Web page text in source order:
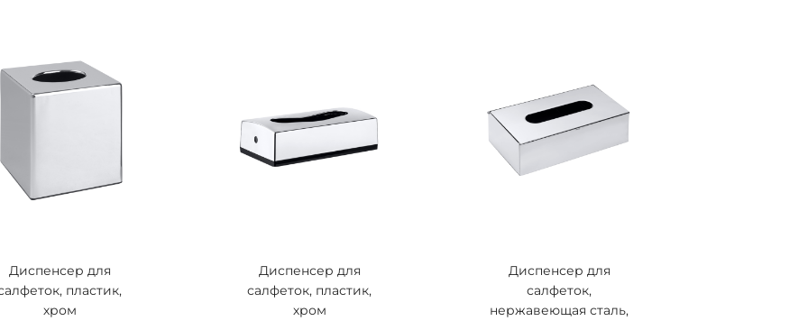
Диспенсер для
пластик,
хром
Диспенсер для
салфеток, пластик,
хром
Диспенсер для
салфеток,
нержавеющая сталь,